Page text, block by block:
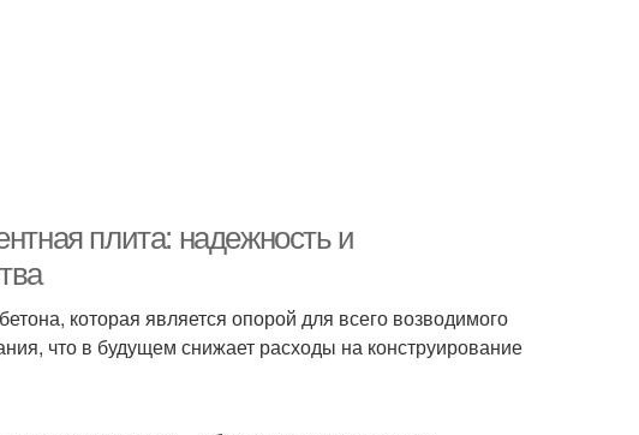
плита: надежность и
которая является опорой для всего возводимого
что в будущем снижает расходы на конструирование